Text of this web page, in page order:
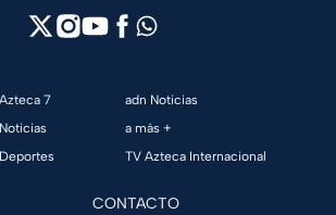
Azteca 7
Noticias
Deportes
adn Noticias
a más +
TV Azteca Internacional
CONTACTO